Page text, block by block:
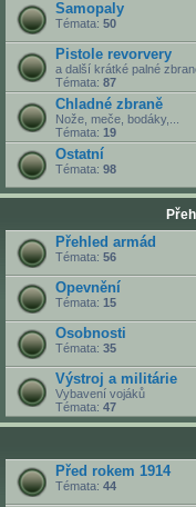
Samopaly
Témata: 50
Pistole revorvery
a další krátké palné
Témata: 87
Chladné zbraně
Nože, meče, bodáky,...
Témata: 19
Ostatní
Témata: 98
Přehled armád
Témata: 56
Opevnění
Témata: 15
Osobnosti
Témata: 35
Výstroj a militárie
Vybavení vojáků
Témata: 47
Před rokem 1914
Témata: 44